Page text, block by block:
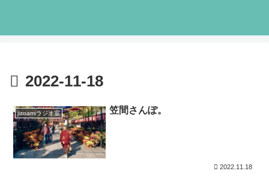
2022-11-18
jizoamiラジオ室 笠間さんぽ。
2022.11.18